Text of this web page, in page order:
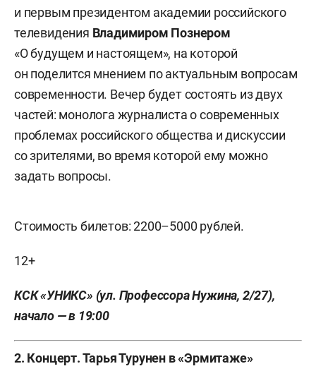
и первым президентом академии российского
телевидения Владимиром Познером
«О будущем и настоящем», на которой
он поделится мнением по актуальным вопросам
современности. Вечер будет состоять из двух
частей: монолога журналиста о современных
проблемах российского общества и дискуссии
со зрителями, во время которой ему можно
задать вопросы.
Стоимость билетов: 2200–5000 рублей.
12+
КСК «УНИКС» (ул. Профессора Нужина, 2/27),
начало — в 19:00
2. Концерт. Тарья Турунен в «Эрмитаже»